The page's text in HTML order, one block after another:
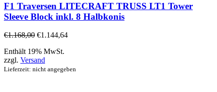
F1 Traversen LITECRAFT TRUSS LT1 Tower
Sleeve Block inkl. 8 Halbkonis
€1.168,00 €1.144,64
Enthält 19% MwSt.
zzgl. Versand
Lieferzeit: nicht angegeben